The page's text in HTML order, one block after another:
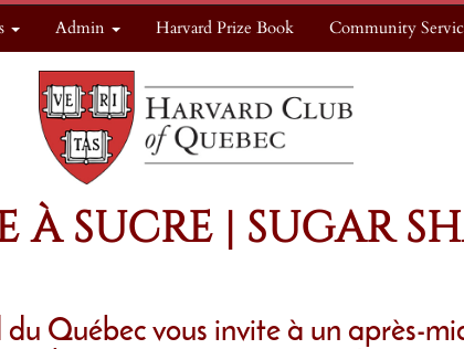
Admin Harvard Prize Book Community
À SUCRE | SUGAR
Québec vous invite à un après-